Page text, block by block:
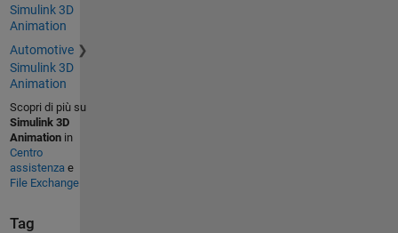
Simulink 3D
Animation
Automotive
Simulink 3D
Animation
Scopri di più su
Simulink 3D
Animationin
Centro
assistenza e
File Exchange
Tag